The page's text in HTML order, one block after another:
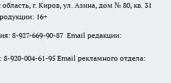
г. Киров, ул. Азина, дом № 80, кв. 31
16+
8-927-669-90-87 Email редакции:
920-004-61-95 Email рекламного отдела: